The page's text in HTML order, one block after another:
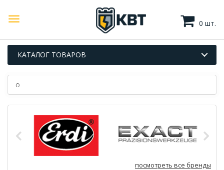
0 шт.
КАТАЛОГ ТОВАРОВ
посмотреть все бренды